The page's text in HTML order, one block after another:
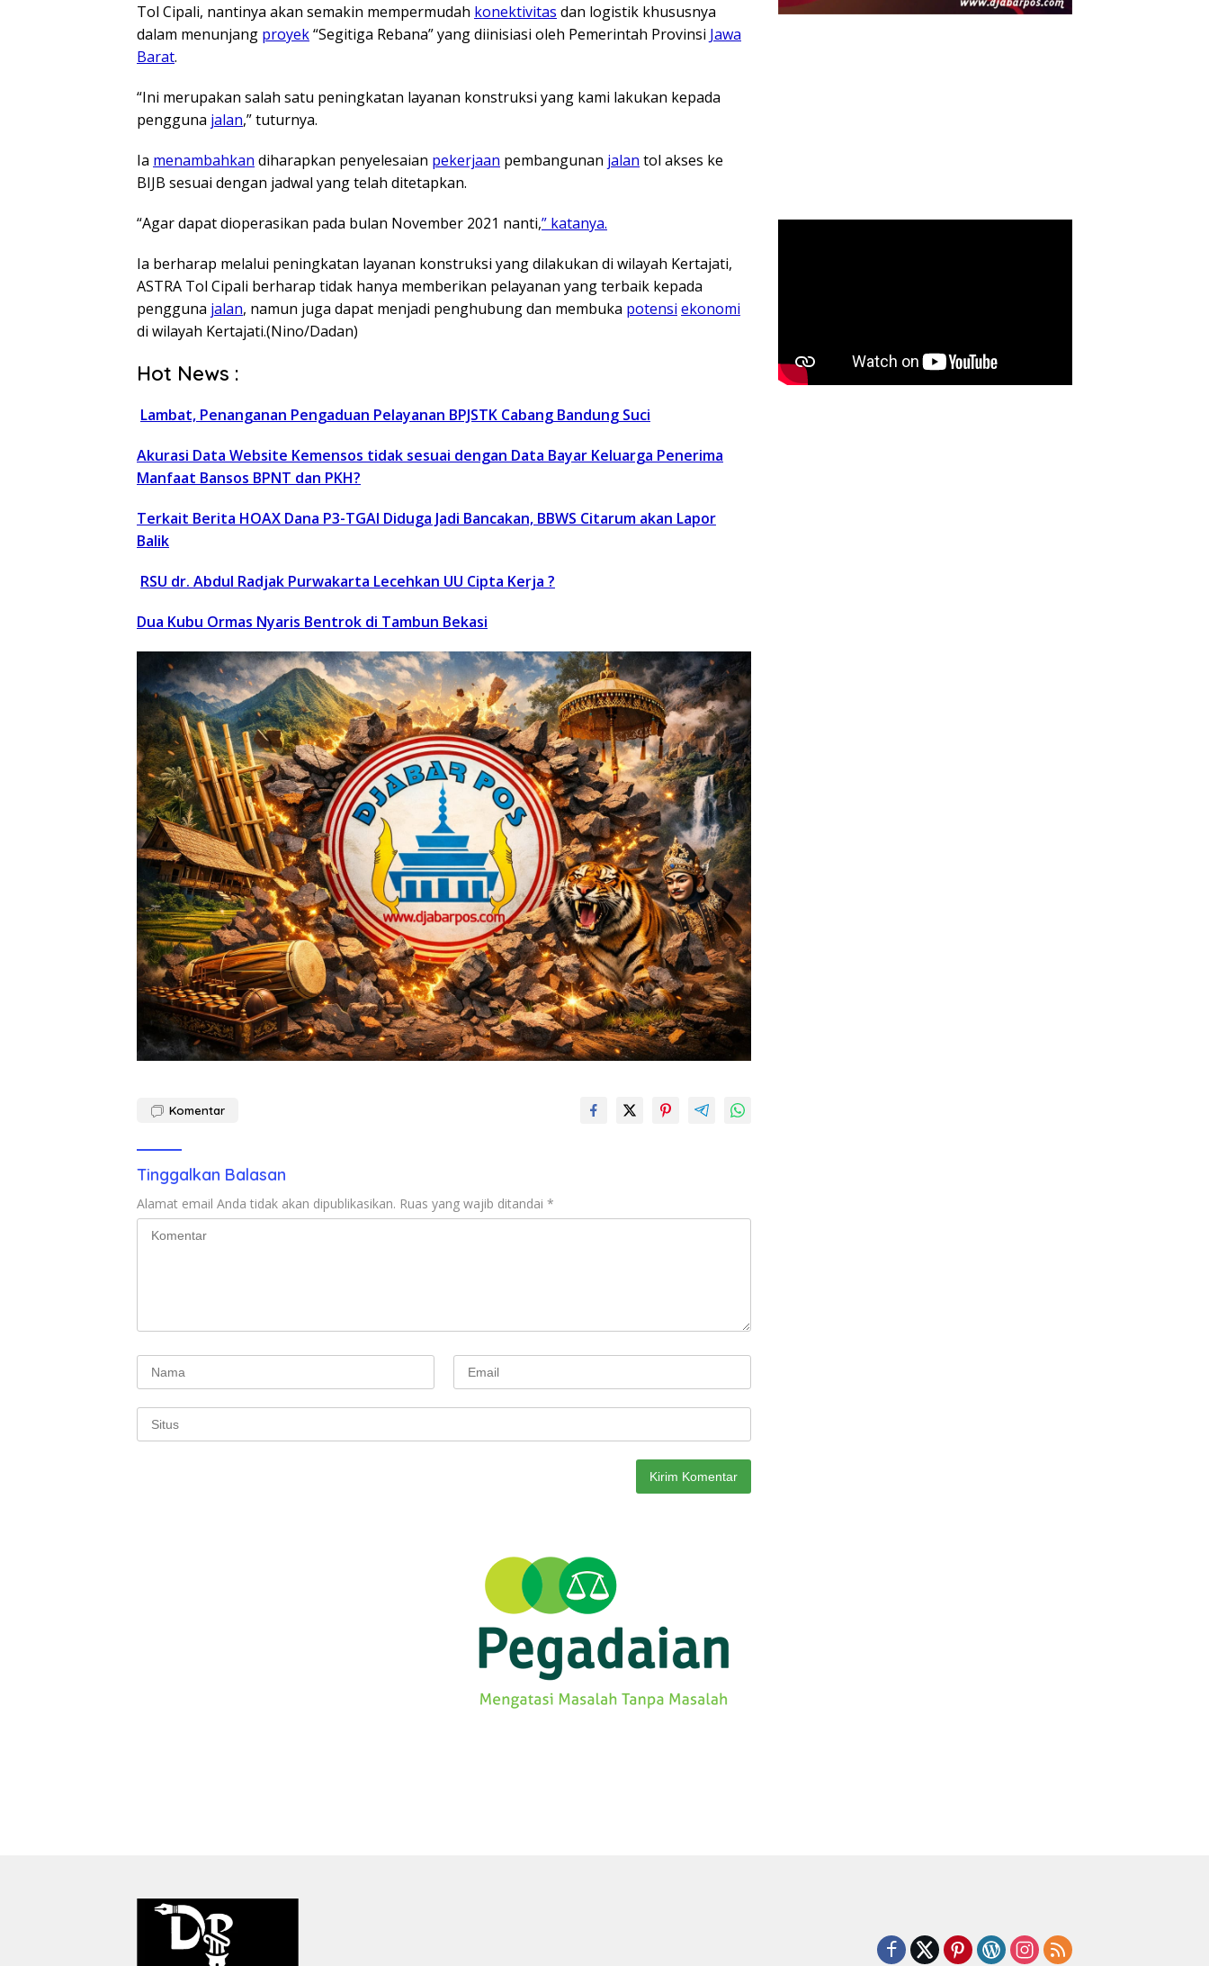
Tol Cipali, nantinya akan semakin mempermudah konektivitas dan logistik khususnya
dalam menunjang proyek“Segitiga Rebana” yang diinisiasi oleh Pemerintah Provinsi Jawa
Barat.
“Ini merupakan salah satu peningkatan layanan konstruksi yang kami lakukan kepada
pengguna jalan,” tuturnya.
Ia menambahkan diharapkan penyelesaian pekerjaan pembangunan jalan tol akses ke
BIJB sesuai dengan jadwal yang telah ditetapkan.
“Agar dapat dioperasikan pada bulan November 2021 nanti,” katanya.
Ia berharap melalui peningkatan layanan konstruksi yang dilakukan di wilayah Kertajati,
ASTRA Tol Cipali berharap tidak hanya memberikan pelayanan yang terbaik kepada
pengguna jalan, namun juga dapat menjadi penghubung dan membuka potensi ekonomi
di wilayah Kertajati.(Nino/Dadan)
Hot News :
Lambat, Penanganan Pengaduan Pelayanan BPJSTK Cabang Bandung Suci
Akurasi Data Website Kemensos tidak sesuai dengan Data Bayar Keluarga Penerima
Manfaat Bansos BPNT dan PKH?
Terkait Berita HOAX Dana P3-TGAI Diduga Jadi Bancakan, BBWS Citarum akan Lapor
Balik
RSU dr. Abdul Radjak Purwakarta Lecehkan UU Cipta Kerja ?
Dua Kubu Ormas Nyaris Bentrok di Tambun Bekasi
Komentar
Tinggalkan Balasan
Alamat email Anda tidak akan dipublikasikan. Ruas yang wajib ditandai *